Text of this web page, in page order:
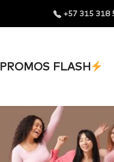
+57 315 318
PROMOS FLASH